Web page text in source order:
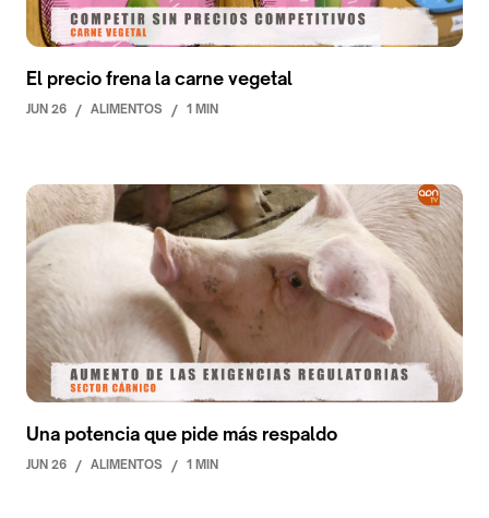
El precio frena la carne vegetal
JUN 26 / ALIMENTOS / 1 MIN
Una potencia que pide más respaldo
JUN 26 / ALIMENTOS / 1 MIN